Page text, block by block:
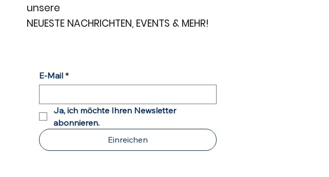
unsere
NEUESTE NACHRICHTEN, EVENTS & MEHR!
E-Mail *
Ja, ich möchte Ihren Newsletter
abonnieren.
Einreichen